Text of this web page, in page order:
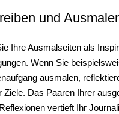
und
Ihre Ausmalseiten als
Wenn Sie
ausmalen,
Ziele. Das Paaren Ihrer
vertieft Ihr